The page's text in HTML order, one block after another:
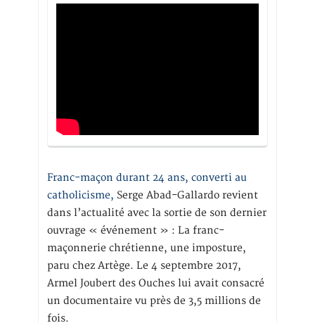
Franc-maçon durant 24 ans, converti au
catholicisme, Serge Abad-Gallardo revient
dans l’actualité avec la sortie de son dernier
ouvrage « événement » : La franc-
maçonnerie chrétienne, une imposture,
paru chez Artège. Le 4 septembre 2017,
Armel Joubert des Ouches lui avait consacré
un documentaire vu près de 3,5 millions de
fois.